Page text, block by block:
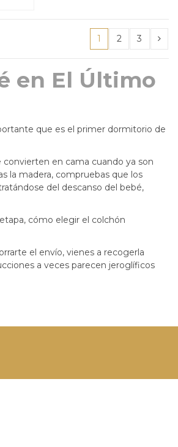
1 2 3
en El Último
que es el primer dormitorio de
convierten en cama cuando ya son
la madera, compruebas que los
del descanso del bebé,
cómo elegir el colchón
el envío, vienes a recogerla
a veces parecen jeroglíficos